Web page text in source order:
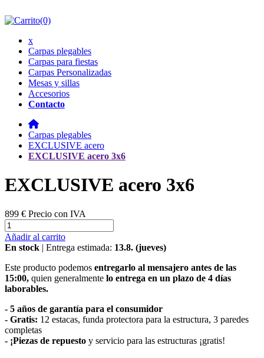
(0)
x
Carpas plegables
Carpas para fiestas
Carpas Personalizadas
Mesas y sillas
Accesorios
Contacto
Carpas plegables
EXCLUSIVE acero
EXCLUSIVE acero 3x6
EXCLUSIVE acero 3x6
899 € Precio con IVA
Añadir al carrito
En stock | Entrega estimada: 13.8. (jueves)
Este producto podemos entregarlo al mensajero antes de las
15:00, quien generalmente lo entrega en un plazo de 4 días
laborables.
- 5 años de garantía para el consumidor
- Gratis: 12 estacas, funda protectora para la estructura, 3 paredes
completas
- ¡Piezas de repuesto y servicio para las estructuras ¡gratis!